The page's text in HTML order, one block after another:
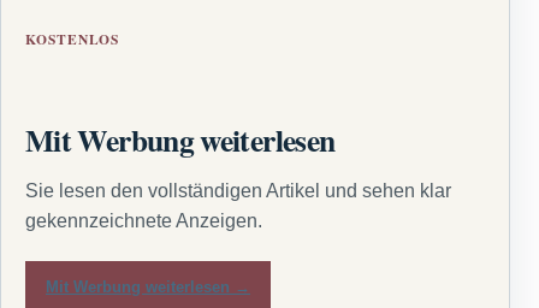
KOSTENLOS
Mit Werbung weiterlesen
Sie lesen den vollständigen Artikel und sehen klar
gekennzeichnete Anzeigen.
Mit Werbung weiterlesen →